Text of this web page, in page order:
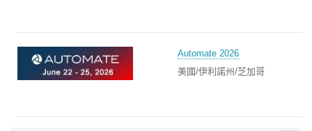
Automate 2026
美國/伊利諾州/芝加哥